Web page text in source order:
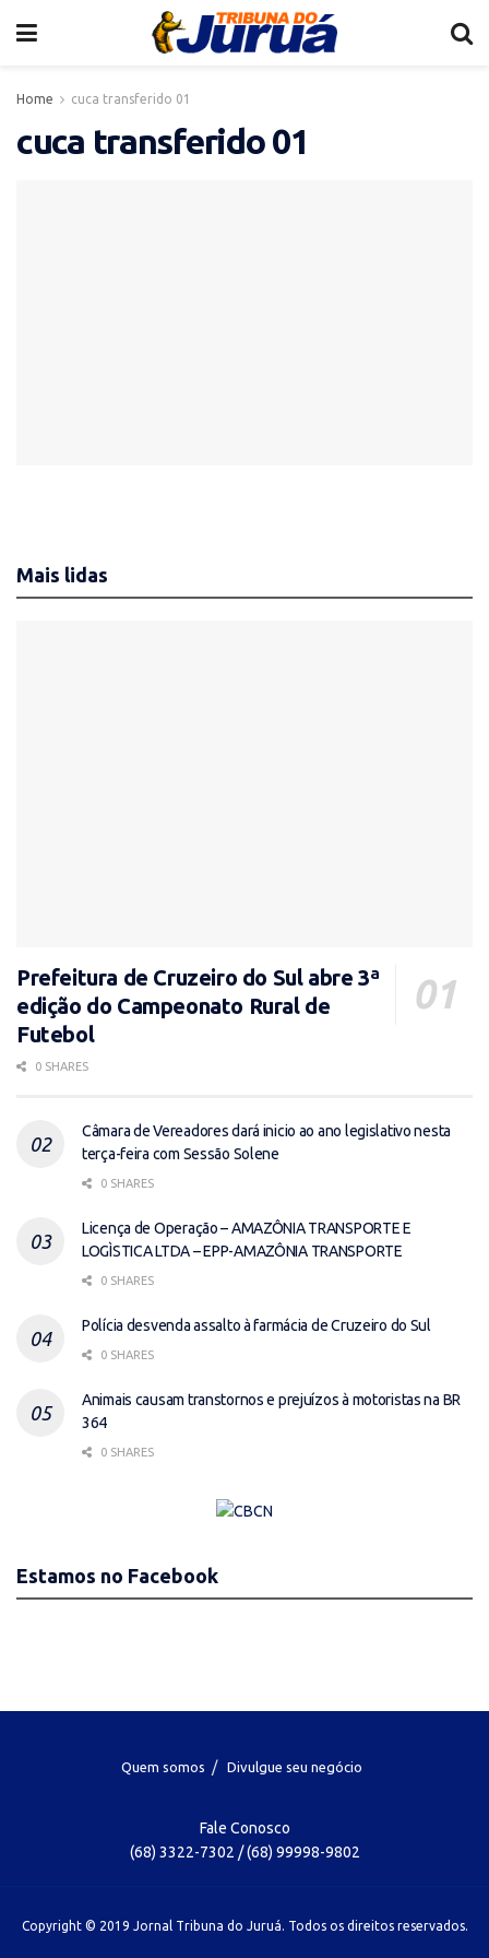
Home cuca transferido 01
cuca transferido 01
Mais lidas
Prefeitura de Cruzeiro do Sul abre 3ª
edição do Campeonato Rural de
Futebol
0 SHARES
Câmara de Vereadores dará inicio ao ano legislativo nesta
terça-feira com Sessão Solene
0 SHARES
Licença de Operação – AMAZÔNIA TRANSPORTE E
LOGÌSTICA LTDA – EPP-AMAZÔNIA TRANSPORTE
0 SHARES
Polícia desvenda assalto à farmácia de Cruzeiro do Sul
0 SHARES
Animais causam transtornos e prejuízos à motoristas na BR
364
0 SHARES
Estamos no Facebook
Quem somos Divulgue seu negócio
Fale Conosco
(68) 3322-7302 / (68) 99998-9802
Copyright © 2019 Jornal Tribuna do Juruá. Todos os direitos reservados.